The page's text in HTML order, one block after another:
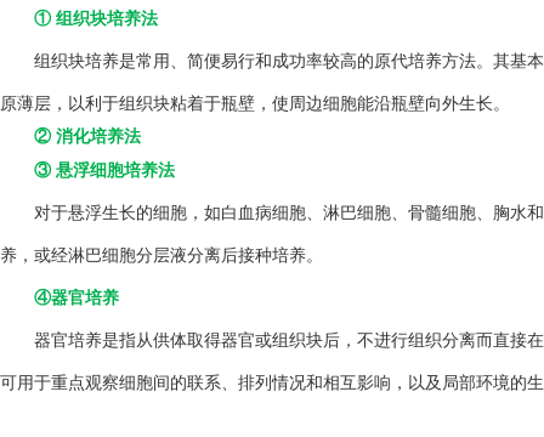
① 组织块培养法
组织块培养是常用、简便易行和成功率较高的原代培养方法。其基
原薄层，以利于组织块粘着于瓶壁，使周边细胞能沿瓶壁向外生长。
② 消化培养法
③ 悬浮细胞培养法
对于悬浮生长的细胞，如白血病细胞、淋巴细胞、骨髓细胞、胸水
养，或经淋巴细胞分层液分离后接种培养。
④器官培养
器官培养是指从供体取得器官或组织块后，不进行组织分离而直接
可用于重点观察细胞间的联系、排列情况和相互影响，以及局部环境的